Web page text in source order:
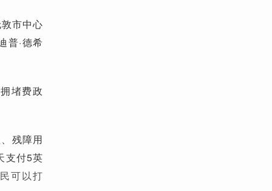
市中心
普·德希
堵费政
残障用
支付5英
可以打